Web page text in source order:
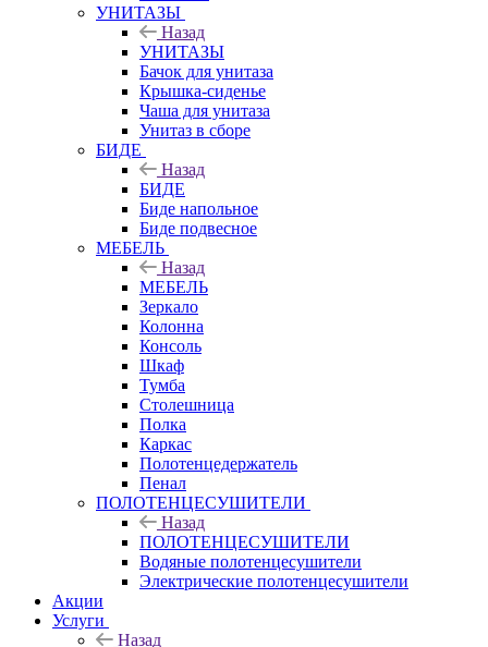
УНИТАЗЫ
Назад
УНИТАЗЫ
Бачок для унитаза
Крышка-сиденье
Чаша для унитаза
Унитаз в сборе
БИДЕ
Назад
БИДЕ
Биде напольное
Биде подвесное
МЕБЕЛЬ
Назад
МЕБЕЛЬ
Зеркало
Колонна
Консоль
Шкаф
Тумба
Столешница
Полка
Каркас
Полотенцедержатель
Пенал
ПОЛОТЕНЦЕСУШИТЕЛИ
Назад
ПОЛОТЕНЦЕСУШИТЕЛИ
Водяные полотенцесушители
Электрические полотенцесушители
Акции
Услуги
Назад